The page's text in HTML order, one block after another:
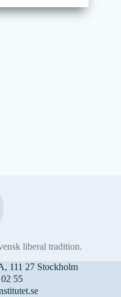
liberal tradition.
111 27 Stockholm
55